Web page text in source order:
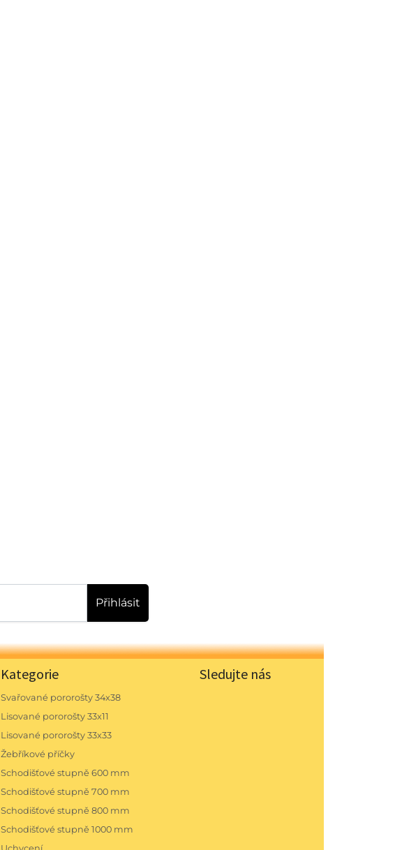
Přihlásit
Kategorie
Svařované pororošty 34x38
Lisované pororošty 33x11
Lisované pororošty 33x33
Žebříkové příčky
Schodišťové stupně 600 mm
Schodišťové stupně 700 mm
Schodišťové stupně 800 mm
Schodišťové stupně 1000 mm
Sledujte nás